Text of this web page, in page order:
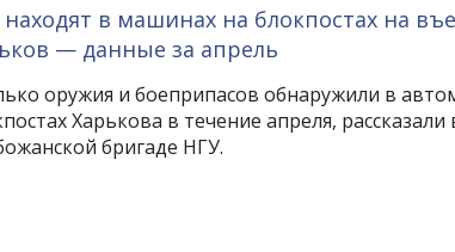
в машинах на блокпостах на
— данные за апрель
оружия и боеприпасов обнаружили в
Харькова в течение апреля, рассказали
бригаде НГУ.